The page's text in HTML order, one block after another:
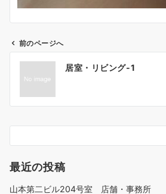
シ
ョ
前のページへ
居室・リビング-1
最近の投稿
山本第二ビル204号室 店舗・事務所